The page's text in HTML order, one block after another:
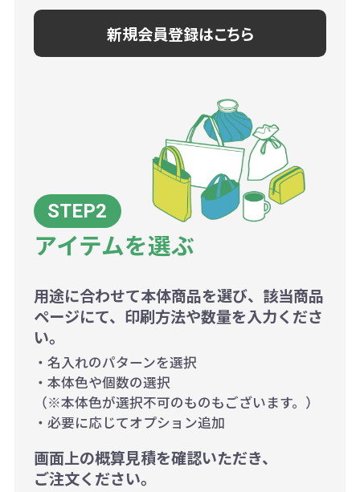
新規会員登録はこちら
アイテムを選ぶ
用途に合わせて本体商品を選び、該当商品
ページにて、印刷方法や数量を入力くださ
い。
・名入れのパターンを選択
・本体色や個数の選択
（※本体色が選択不可のものもございます。）
・必要に応じてオプション追加
画面上の概算見積を確認いただき、
ご注文ください。